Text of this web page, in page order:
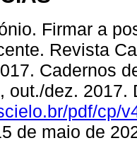
Firmar a
Revista
Cadernos
out./dez. 2017.
pdf/cp/
de maio de